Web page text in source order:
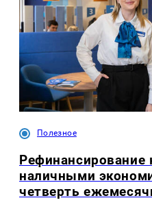
Полезное
Рефинансирование
наличными
четверть